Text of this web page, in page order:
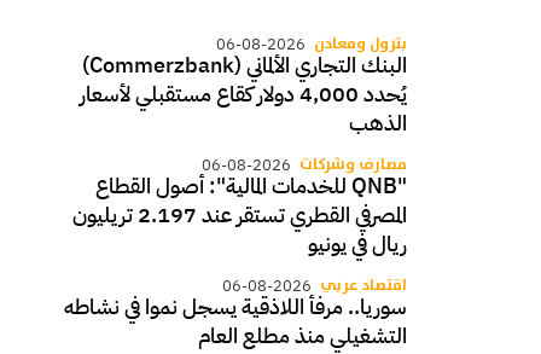
بترول ومعادن 06-08-2026
البنك التجاري الألماني (Commerzbank)
يُحدد 4,000 دولار كقاع مستقبلي لأسعار
الذهب
مصارف وشركات 06-08-2026
"QNB للخدمات المالية": أصول القطاع
المصرفي القطري تستقر عند 2.197 تريليون
ريال في يونيو
اقتصاد عربي 06-08-2026
سوريا.. مرفأ اللاذقية يسجل نموا في نشاطه
التشغيلي منذ مطلع العام